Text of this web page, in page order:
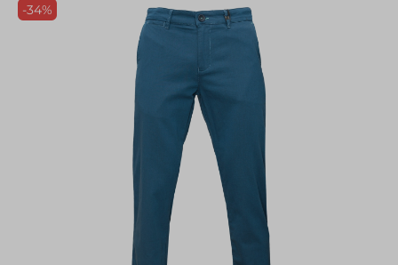
-34%